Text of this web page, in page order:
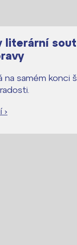
literární
na samém konci
›